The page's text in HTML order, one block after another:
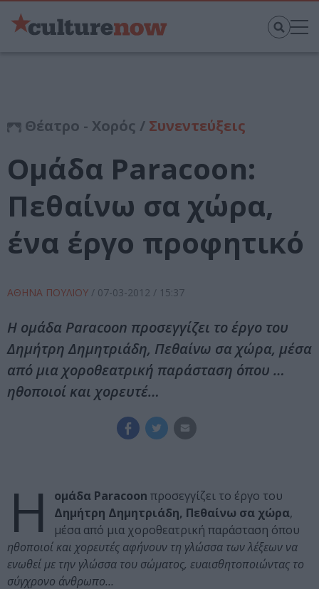
Θέατρο - Χορός / Συνεντεύξεις
Oμάδα Paracoon:
Πεθαίνω σα χώρα,
ένα έργο προφητικό
ΑΘΗΝΑ ΠΟΥΛΙΟΥ / 07-03-2012 / 15:37
Η ομάδα Paracoon προσεγγίζει το έργο του
Δημήτρη Δημητριάδη, Πεθαίνω σα χώρα, μέσα
από μια χοροθεατρική παράσταση όπου …
ηθοποιοί και χορευτέ…
Η ομάδα Paracoon προσεγγίζει το έργο του
Δημήτρη Δημητριάδη, Πεθαίνω σα χώρα,
μέσα από μια χοροθεατρική παράσταση όπου
ηθοποιοί και χορευτές αφήνουν τη γλώσσα των λέξεων να
ενωθεί με την γλώσσα του σώματος, ευαισθητοποιώντας το
σύγχρονο άνθρωπο…